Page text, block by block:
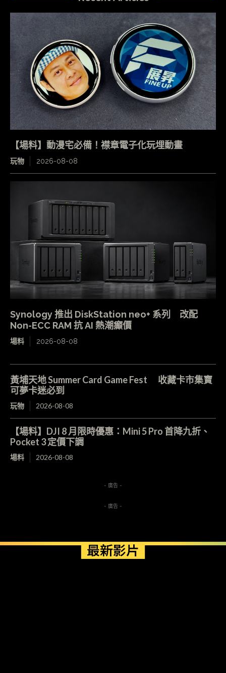
【場料】動漫宅必備！襟章電子化玩埋動畫
玩物 2026-08-08
Synology 推出 DiskStation neo+ 系列 改配
Non-ECC RAM 抗 AI 熱潮癲價
場料 2026-08-08
黃埔天地 Summer Card Game Fest 收藏卡市集寶
可夢卡迷必到
玩物 2026-08-08
【場料】DJI 8 月限時優惠：Mini 5 Pro 首降九折、
Pocket 3 定價下調
場料 2026-08-08
- 廣告 -
- 廣告 -
最新影片